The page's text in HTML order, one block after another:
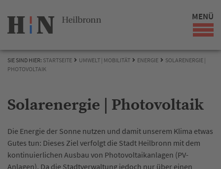
MENÜ
SIE SIND HIER: STARTSEITE UMWELT | MOBILITÄT ENERGIE
SOLARENERGIE |
PHOTOVOLTAIK
Solarenergie | Photovoltaik
Die Energie der Sonne nutzen und damit unserem Klima etwas
Gutes tun: Dieses Ziel verfolgt die Stadt Heilbronn mit dem
kontinuierlichen Ausbau von Photovoltaikanlagen (PV-
Anlagen). Da die Stadtverwaltung jedoch nur über einen